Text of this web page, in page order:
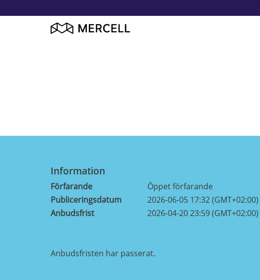
Information
Förfarande
Öppet förfarande
Publiceringsdatum
2026-06-05 17:32 (GMT+02:00)
Anbudsfrist
2026-04-20 23:59 (GMT+02:00)
Anbudsfristen har passerat.